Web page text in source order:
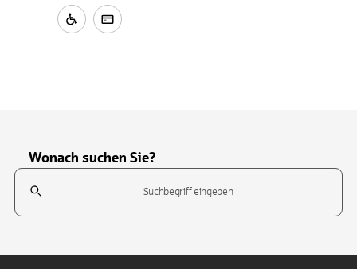
Wonach suchen Sie?
Suchfeld